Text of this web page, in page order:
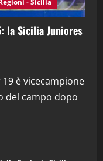
26^ Puntata
- Sicilia
la Sicilia Juniores
è vicecampione
del campo dopo